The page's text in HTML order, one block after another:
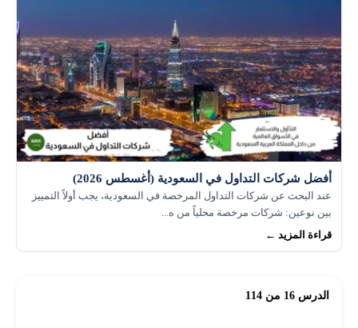
أفضل شركات التداول في السعودية (أغسطس 2026)
عند البحث عن شركات التداول المرخصة في السعودية، يجب أولاً التمييز
بين نوعين: شركات مرخصة محلياً من ه...
قراءة المزيد ←
الدرس 16 من 114